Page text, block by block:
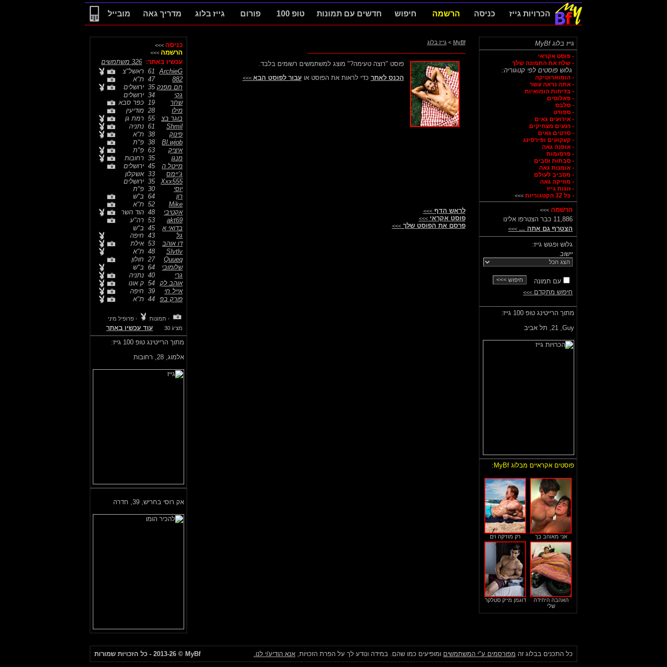
הכרויות גייז כניסה הרשמה חיפוש חדשים עם תמונות טופ 100 פורום גייז בלוג מדריך גאה מובייל
גייז בלוג MyBf
- פוסט אקראי
- שלח את התמונה שלך
גלוש פוסטים לפי קטגוריה:
- הומוארוטיקה
- אתה נראה עשר
- בדיחות הומואיות
- פאלוסים
- סלבס
- ספורט
- אירועים גאים
- רגעים מצחיקים
- סרטים גאים
- קעקועים ופירסינג
- אופנה גאה
- פרסומות
- סבתות וסבים
- אומנות גאה
- מסביב לעולם
- מוזיקה גאה
- זוגות גייז
- כל 32 הקטגוריות
>>>
הרשמה >>>
11,886 כבר הצטרפו אלינו
הצטרף גם אתה ... >>>
גלוש ופגוש גייז:
יישוב
עם תמונה
חיפוש מתקדם >>>
מתוך הרייטינג טופ 100 גייז:
Guy, 21, תל אביב
פוסטים אקראיים מבלוג MyBf:
אני מאוהב בך רק מוזיקה וים
האהבה היחידה
שלי
דוגמן מייק סטלקר
MyBf
> גייז בלוג
פוסט "רוצה טעימה?" מוצג למשתמשים רשומים בלבד.
הכנס לאתר כדי לראות את הפוסט אועבור לפוסט הבא >>>
לראש הדף>>>
פוסט אקראי>>>
פרסם את הפוסט שלך>>>
כניסה >>>
הרשמה >>>
עכשיו באתר: 326 משתמשים
ArchieG
ראשל"צ
882
47
ת"א
חם מפנק 35
ירושלים
גקי
ירושלים
שחר
כפר סבא
מילו
מודיעין
בוגר בצ
55
רמת גן
Shmil
נתניה
פינוק
ת"א
Bl.wjob
פ"ת
איציק
פ"ת
מנגו
35
רחובות
מייטל ה
45
ירושלים
ג’יימס
אשקלון
Xxx555
35
ירושלים
יוסי
פ"ת
רון
ב"ש
Mike
ת"א
אקטיבי
הוד השר
akt69
רה"ע
בדואי א
45
ב"ש
גל
חיפה
דו אוהב
אילת
Slvtlv
ת"א
Quueq
27
חולון
שלומובי
ב"ש
גרי
נתניה
אוהב לק
ק אונו
אייל חי
חיפה
פורק בפ
ת"א
- תמונות
- פרופיל מיני
מציג 30
עוד עכשיו באתר
מתוך הרייטינג טופ 100 גייז:
אלמוג, 28, רחובות
אק רוסי בחריש, 39, חדרה
כל התכנים בבלוג זה מפורסמים ע"י המשתמשים ומופיעים כמו שהם. במידה ונודע לך על הפרת הזכויות, אנא הודיע/י לנו. MyBf © 2013-26 - כל הזכויות שמורות